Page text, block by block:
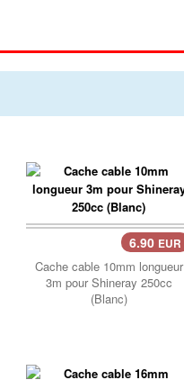
6.90 EUR
Cache cable 10mm longueur
3m pour Shineray 250cc
(Blanc)